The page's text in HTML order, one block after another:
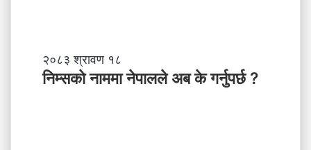
तृ
त्व
नि
म्स
२०८३ श्रावण १८
निम्सकाे नाममा नेपालले अब के गर्नुपर्छ ?